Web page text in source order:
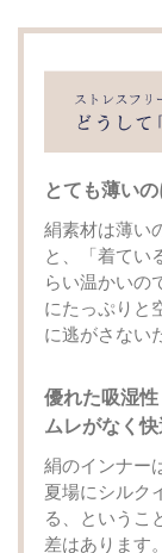
とても薄い
絹素材は薄い
と、「着てい
らい温かいの
にたっぷりと
に逃がさない
優れた吸湿性
ムレがなく快
絹のインナー
夏場にシルク
る、というこ
差はあります